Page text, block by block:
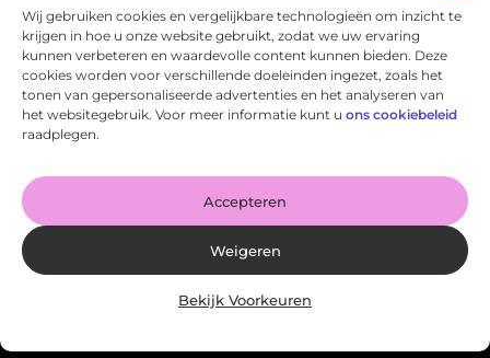
Wij gebruiken cookies en vergelijkbare technologieën om inzicht te
krijgen in hoe u onze website gebruikt, zodat we uw ervaring
kunnen verbeteren en waardevolle content kunnen bieden. Deze
cookies worden voor verschillende doeleinden ingezet, zoals het
tonen van gepersonaliseerde advertenties en het analyseren van
het websitegebruik. Voor meer informatie kunt u ons cookiebeleid
raadplegen.
Accepteren
Weigeren
Bekijk Voorkeuren
Losser-digitaal.nl nodigt je uit om de magie in het alledaagse
te zien. Inspirerende blogs en verhalen die verwondering
oproepen en het leven in een ander licht zetten.
Bericht categorie
Website index Cookiebeleid (EU)